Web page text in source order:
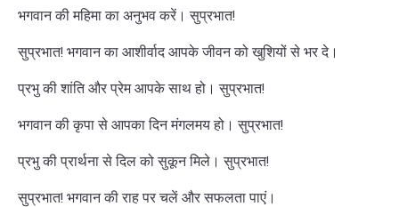
भगवान की महिमा का अनुभव करें। सुप्रभात!
सुप्रभात! भगवान का आशीर्वाद आपके जीवन को खुशियों से भर दे।
प्रभु की शांति और प्रेम आपके साथ हो। सुप्रभात!
भगवान की कृपा से आपका दिन मंगलमय हो। सुप्रभात!
प्रभु की प्रार्थना से दिल को सुकून मिले। सुप्रभात!
सुप्रभात! भगवान की राह पर चलें और सफलता पाएं।